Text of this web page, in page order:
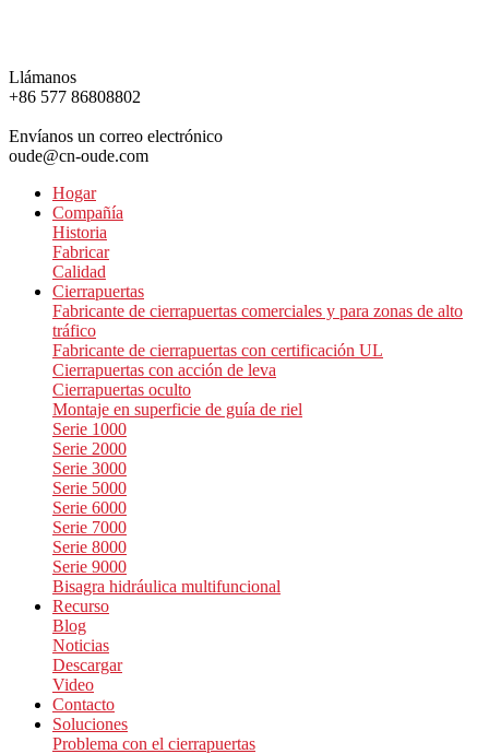
Llámanos
+86 577 86808802
Envíanos un correo electrónico
oude@cn-oude.com
Hogar
Compañía
Historia
Fabricar
Calidad
Cierrapuertas
Fabricante de cierrapuertas comerciales y para zonas de alto
tráfico
Fabricante de cierrapuertas con certificación UL
Cierrapuertas con acción de leva
Cierrapuertas oculto
Montaje en superficie de guía de riel
Serie 1000
Serie 2000
Serie 3000
Serie 5000
Serie 6000
Serie 7000
Serie 8000
Serie 9000
Bisagra hidráulica multifuncional
Recurso
Blog
Noticias
Descargar
Video
Contacto
Soluciones
Problema con el cierrapuertas